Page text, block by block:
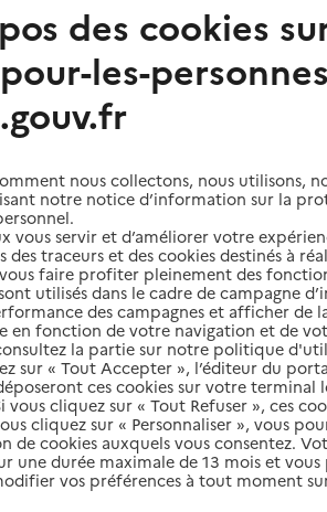
de l'annuaire
à domicile
Services
et services autour de
des cookies
les-
nous collectons, nous utilisons,
notre notice d’information sur la
vous servir et d’améliorer votre
des traceurs et des cookies destinés à
faire profiter pleinement des
utilisés dans le cadre de campagne
des campagnes et afficher de
en fonction de votre navigation et de
la partie sur notre politique
sur « Tout Accepter », l’éditeur du
ces cookies sur votre terminal
vous cliquez sur « Tout Refuser », ces
cliquez sur « Personnaliser », vous
de cookies auxquels vous consentez.
une durée maximale de 13 mois et
vos préférences à tout moment